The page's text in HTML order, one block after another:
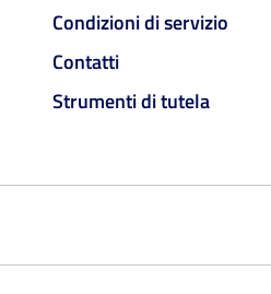
Condizioni di servizio
Contatti
Strumenti di tutela